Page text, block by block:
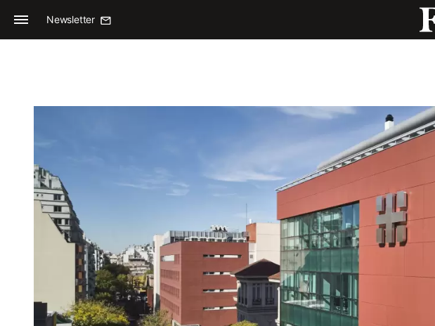
Newsletter